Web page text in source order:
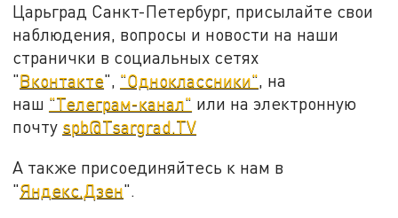
Царьград Санкт-Петербург, присылайте свои
наблюдения, вопросы и новости на наши
странички в социальных сетях
"Вконтакте", "Одноклассники", на
наш "Телеграм-канал" или на электронную
почту spb@Tsargrad.TV
А также присоединяйтесь к нам в
"Яндекс.Дзен".